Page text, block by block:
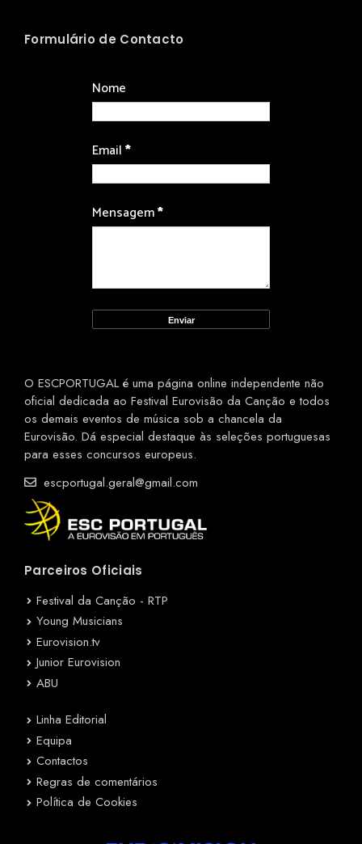
Formulário de Contacto
Nome
Email*
Mensagem*
O ESCPORTUGAL é uma página online independente não
oficial dedicada ao Festival Eurovisão da Canção e todos
os demais eventos de música sob a chancela da
Eurovisão. Dá especial destaque às seleções portuguesas
para esses concursos europeus.
escportugal.geral@gmail.com
Parceiros Oficiais
Festival da Canção - RTP
Young Musicians
Eurovision.tv
Junior Eurovision
ABU
Linha Editorial
Equipa
Contactos
Regras de comentários
Política de Cookies